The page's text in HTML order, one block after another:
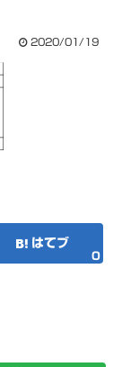
2020/01/19
はてブ
0